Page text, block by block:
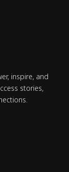
inspire, and
stories,